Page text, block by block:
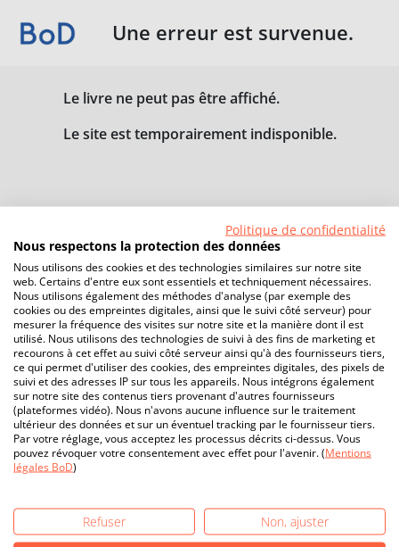
Une erreur est survenue.
Le livre ne peut pas être affiché.
Le site est temporairement indisponible.
Politique de confidentialité
Nous respectons la protection des données
Nous utilisons des cookies et des technologies similaires sur notre site
web. Certains d'entre eux sont essentiels et techniquement nécessaires.
Nous utilisons également des méthodes d'analyse (par exemple des
cookies ou des empreintes digitales, ainsi que le suivi côté serveur) pour
mesurer la fréquence des visites sur notre site et la manière dont il est
utilisé. Nous utilisons des technologies de suivi à des fins de marketing et
recourons à cet effet au suivi côté serveur ainsi qu'à des fournisseurs tiers,
ce qui permet d'utiliser des cookies, des empreintes digitales, des pixels de
suivi et des adresses IP sur tous les appareils. Nous intégrons également
sur notre site des contenus tiers provenant d'autres fournisseurs
(plateformes vidéo). Nous n'avons aucune influence sur le traitement
ultérieur des données et sur un éventuel tracking par le fournisseur tiers.
Par votre réglage, vous acceptez les processus décrits ci-dessus. Vous
pouvez révoquer votre consentement avec effet pour l'avenir. (Mentions
légales BoD)
Refuser
Non, ajuster